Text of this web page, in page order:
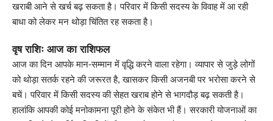
खराबी आने से खर्च बढ़ सकता है। परिवार में किसी सदस्य के विवाह में आ रही
बाधा को लेकर मन थोड़ा चिंतित रह सकता है।
वृष राशिः आज का राशिफल
आज का दिन आपके मान-सम्मान में वृद्धि करने वाला रहेगा। व्यापार से जुड़े लोगों
को थोड़ा सतर्क रहने की जरूरत है, खासकर किसी अजनबी पर भरोसा करने से
बचें। परिवार में किसी सदस्य की सेहत खराब होने से भागदौड़ बढ़ सकती है।
हालांकि आपकी कोई मनोकामना पूरी होने के संकेत भी हैं। सरकारी योजनाओं का